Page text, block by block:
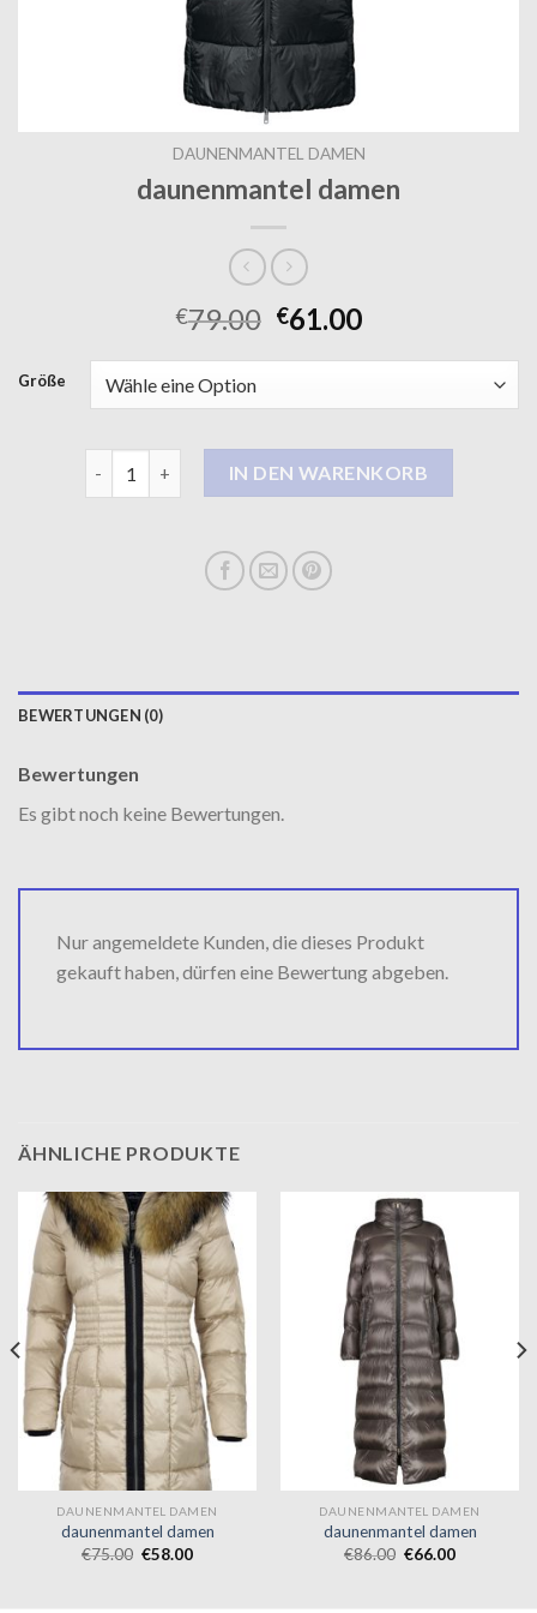
DAUNENMANTEL DAMEN
daunenmantel damen
€79.00 €61.00
Größe
daunenmantel damen MengeIN DEN WARENKORB
BEWERTUNGEN (0)
Bewertungen
Es gibt noch keine Bewertungen.
Nur angemeldete Kunden, die dieses Produkt
gekauft haben, dürfen eine Bewertung abgeben.
ÄHNLICHE PRODUKTE
DAUNENMANTEL DAMEN
daunenmantel damen
€75.00 €58.00
DAUNENMANTEL DAMEN
daunenmantel damen
€86.00 €66.00